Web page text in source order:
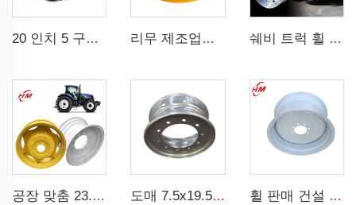
20 인치 5 구멍 알루미늄 승용차 휠 리ム 255\/45R22 차량용 리무 제조업체 슬립 스티어링 로더 리무 8.25 x 16.5 스틸 커스텀 리무 8홀 10-16.5 로더 타이어 쉐비 트럭 휠 11r22.5 17.5 20 인치 24 22.5 4x4 검정 및 크롬 휠 트럭용
공장 맞춤 23.1-26 타이어 DW20X26 인치 농업 트랙터 스틸 휠 리ム 도매 7.5x19.5 인치 트럭 스틸 휠 19.5 트럭 휠 245/70R19.5 트럭 타이어 휠 판매 건설 기계 부품 14x24 기타 스틸 휠 17.5L-24 타이어 제조업체